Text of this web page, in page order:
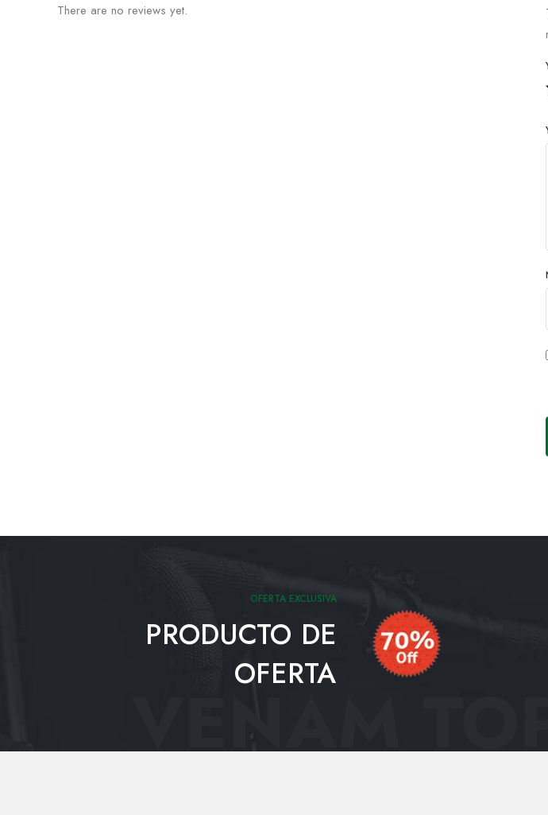
There are no reviews yet.
OFERTA EXCLUSIVA
PRODUCTO DE
OFERTA
VENAM